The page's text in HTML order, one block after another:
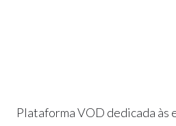
Plataforma VOD dedicada às